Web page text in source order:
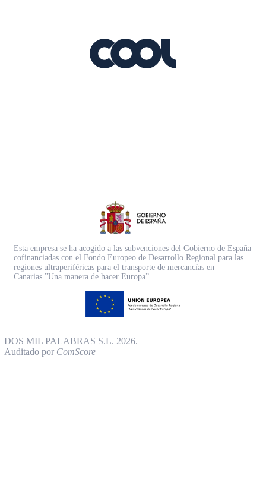
Esta empresa se ha acogido a las subvenciones del Gobierno de España
cofinanciadas con el Fondo Europeo de Desarrollo Regional para las
regiones ultraperiféricas para el transporte de mercancías en
Canarias.”Una manera de hacer Europa”
DOS MIL PALABRAS S.L. 2026.
Auditado por ComScore